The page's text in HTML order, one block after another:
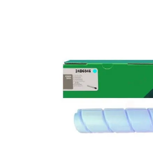
Le Toner d'origine
Le Toner 24 B 6846 vous
Ces derniers sont aussi
imprim-encre.com vous